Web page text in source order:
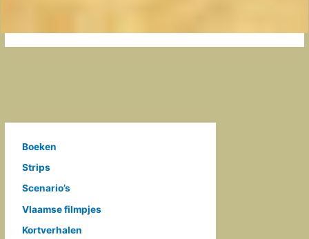
Boeken
Strips
Scenario’s
Vlaamse filmpjes
Kortverhalen